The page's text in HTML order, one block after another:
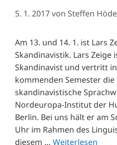
5. 1. 2017von Steffen
Am 13. und 14. 1. ist Lars
Skandinavistik. Lars Zeige
Skandinavist und vertritt
kommenden Semester
skandinavistische
Nordeuropa-Institut der
Berlin. Bei uns hält er am
Uhr im Rahmen des
diesem … Weiterlesen